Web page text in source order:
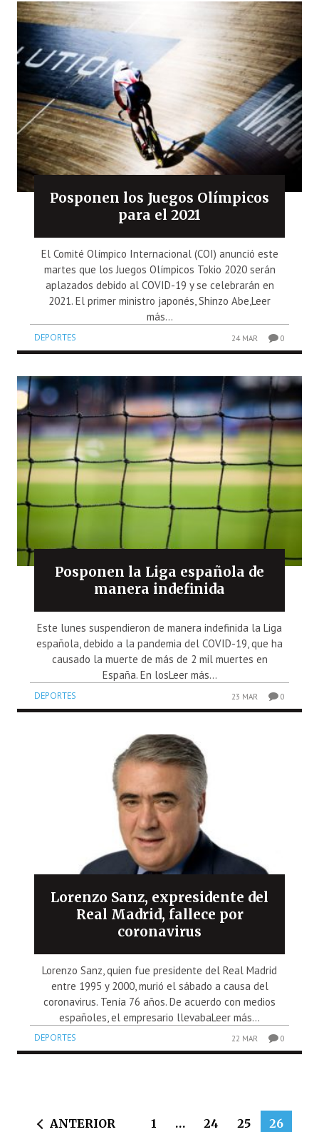
Posponen los Juegos Olímpicos
para el 2021
El Comité Olímpico Internacional (COI) anunció este
martes que los Juegos Olímpicos Tokio 2020 serán
aplazados debido al COVID-19 y se celebrarán en
2021. El primer ministro japonés, Shinzo Abe,Leer
más...
DEPORTES 24 MAR 0
Posponen la Liga española de
manera indefinida
Este lunes suspendieron de manera indefinida la Liga
española, debido a la pandemia del COVID-19, que ha
causado la muerte de más de 2 mil muertes en
España. En losLeer más...
DEPORTES 23 MAR 0
Lorenzo Sanz, expresidente del
Real Madrid, fallece por
coronavirus
Lorenzo Sanz, quien fue presidente del Real Madrid
entre 1995 y 2000, murió el sábado a causa del
coronavirus. Tenía 76 años. De acuerdo con medios
españoles, el empresario llevabaLeer más...
DEPORTES 22 MAR 0
ANTERIOR 1 … 24 25
26